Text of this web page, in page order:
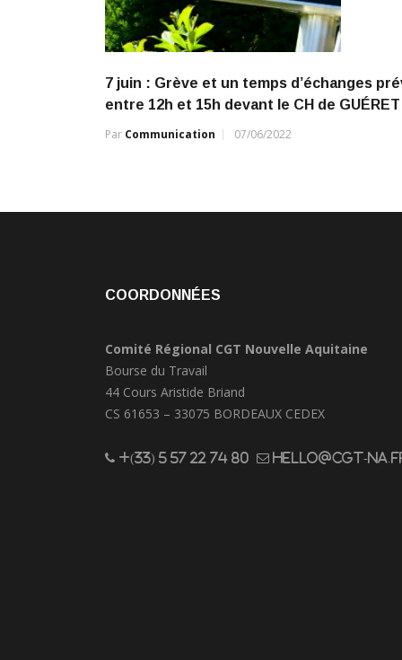
7 juin : Grève et un temps d’échanges
entre 12h et 15h devant le CH de GUÉRET
Par Communication 07/06/2022
COORDONNÉES
Comité Régional CGT Nouvelle Aquitaine
Bourse du Travail
44 Cours Aristide Briand
CS 61653 – 33075 BORDEAUX CEDEX
+(33) 5 57 22 74 80 hello@cgt-